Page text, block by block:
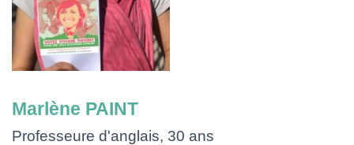
Marlène PAINT
Professeure d'anglais, 30 ans